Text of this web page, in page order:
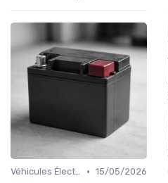
Véhicules Électriques sans Permis • 15/05/2026